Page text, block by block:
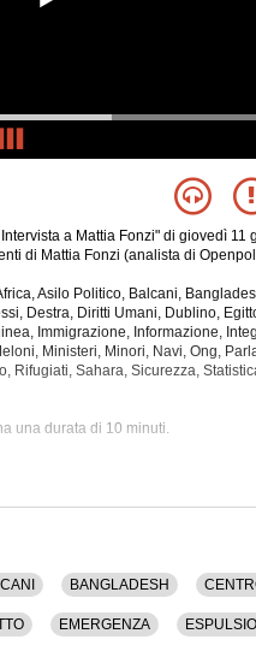
a Mattia Fonzi" di giovedì 11
di Mattia Fonzi (analista di
Asilo Politico, Balcani,
Destra, Diritti Umani, Dublino,
Immigrazione, Informazione,
Ministeri, Minori, Navi, Ong,
Rifugiati, Sahara, Sicurezza,
una durata di 10 minuti.
BANGLADESH
EMERGENZA